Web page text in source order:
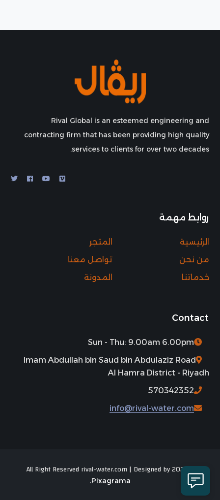
Rival Global is an esteemed engineering and
contracting firm that has been providing high quality
services to clients for over two decades.
روابط مهمة
المتجر
الرئيسية
تواصل معنا
من نحن
المدونة
خدماتنا
Contact
Sun - Thu: 9.00am 6.00pm
Imam Abdullah bin Saud bin Abdulaziz Road
Al Hamra District - Riyadh
570342352
info@rival-water.com
© 2025 All Right Reserved rival-water.com | Designed by
Pixagrama
.